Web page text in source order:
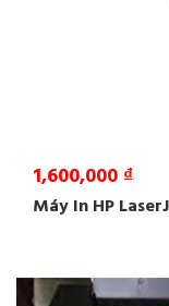
1,600,000 ₫
Máy In HP